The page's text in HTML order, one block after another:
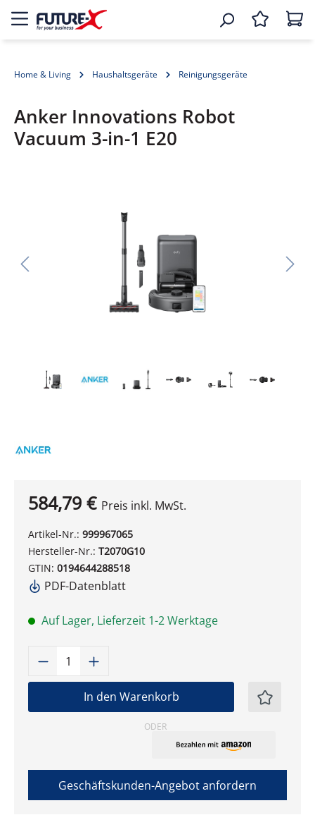
Home & Living Haushaltsgeräte Reinigungsgeräte
Anker Innovations Robot
Vacuum 3-in-1 E20
584,79 € Preis inkl. MwSt.
Artikel-Nr.: 999967065
Hersteller-Nr.: T2070G10
GTIN: 0194644288518
PDF-Datenblatt
Auf Lager, Lieferzeit 1-2 Werktage
Produkt Anzahl: Gib den
In den Warenkorb
ODER
Geschäftskunden-Angebot anfordern